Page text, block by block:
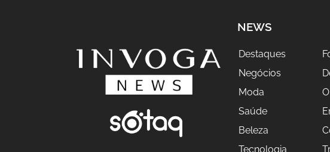
NEWS
Destaques
Negócios
Moda
Saúde
Beleza
Tecnologia